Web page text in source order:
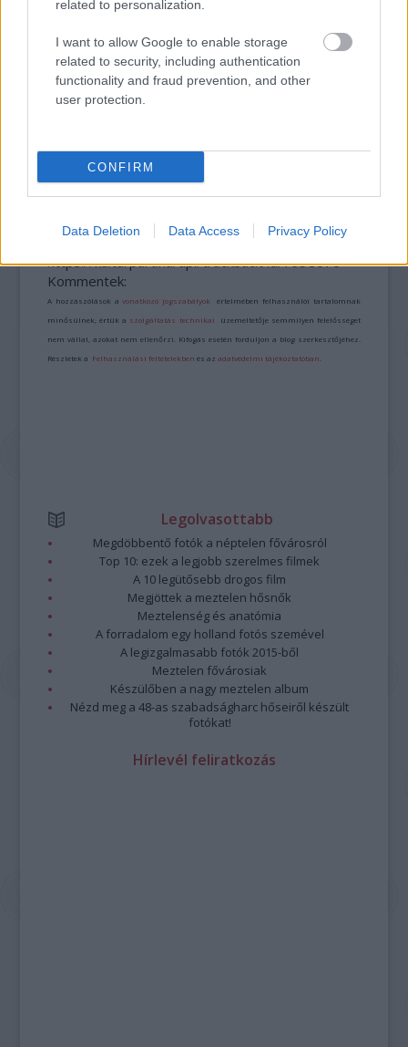
related to personalization.
I want to allow Google to enable storage
related to security, including authentication
functionality and fraud prevention, and other
user protection.
CONFIRM
Data Deletion Data Access Privacy Policy
EGY VÁLOGATOTT TÁRSASÁGRA”
BÉRLETTEL A ZENEAKADÉMIÁRA
A bejegyzés trackback címe:
https://kulturpart.hu/api/trackback/id/7938676
Kommentek:
A hozzászólások avonatkozó jogszabályok értelmében felhasználói tartalomnak
minősülnek, értük a szolgáltatás technikai üzemeltetője semmilyen felelősséget
nem vállal, azokat nem ellenőrzi. Kifogás esetén forduljon a blog szerkesztőjéhez.
Részletek a Felhasználási feltételekben és azadatvédelmi tájékoztatóban
Legolvasottabb
Megdöbbentő fotók a néptelen fővárosról
Top 10: ezek a legjobb szerelmes filmek
A 10 legütősebb drogos film
Megjöttek a meztelen hősnők
Meztelenség és anatómia
A forradalom egy holland fotós szemével
A legizgalmasabb fotók 2015-ből
Meztelen fővárosiak
Készülőben a nagy meztelen album
Nézd meg a 48-as szabadságharc hőseiről készült
fotókat!
Hírlevél feliratkozás